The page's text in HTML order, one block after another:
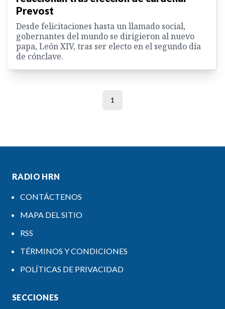
Prevost
Desde felicitaciones hasta un llamado social,
gobernantes del mundo se dirigieron al nuevo
papa, León XIV, tras ser electo en el segundo día
de cónclave.
1
RADIO HRN
CONTÁCTENOS
MAPA DEL SITIO
RSS
TÉRMINOS Y CONDICIONES
POLÍTICAS DE PRIVACIDAD
SECCIONES